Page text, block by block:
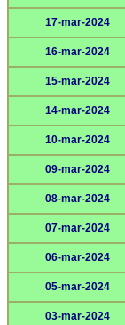
17-mar-2024
16-mar-2024
15-mar-2024
14-mar-2024
10-mar-2024
09-mar-2024
08-mar-2024
07-mar-2024
06-mar-2024
05-mar-2024
03-mar-2024